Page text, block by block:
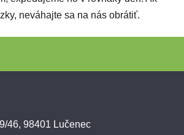
neváhajte sa na nás obrátiť.
46, 98401 Lučenec